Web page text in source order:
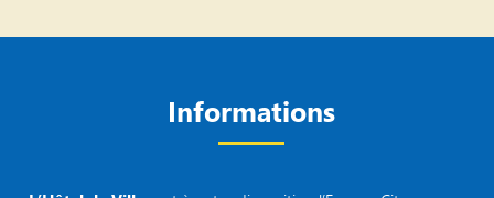
Informations